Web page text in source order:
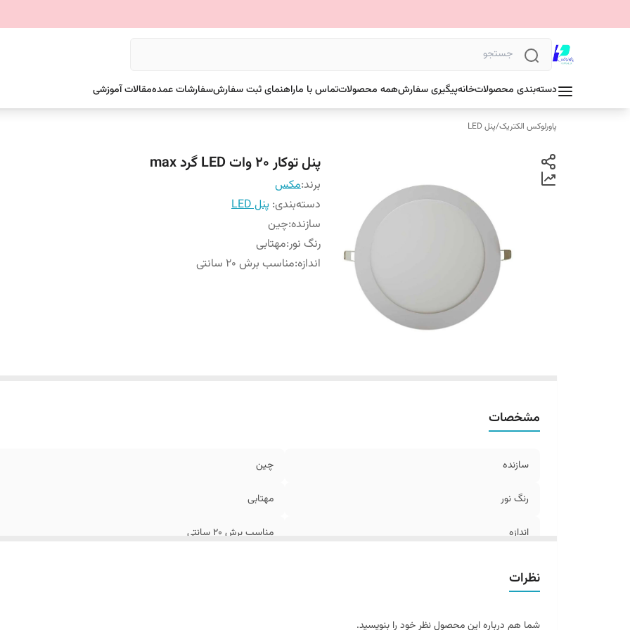
دسته‌بندی محصولاتخانهپیگیری سفارشهمه محصولاتتماس با ماراهنمای ثبت سفارشسفارشات عمدهمقالات آموزشی
پاورلوکس الکتریک/پنل LED
پنل توکار 20 وات LED گرد max
برند:مکس
دسته‌بندی: پنل LED
سازنده:چین
رنگ نور:مهتابی
اندازه:مناسب برش 20 سانتی
مشخصات
سازنده چین
رنگ نور مهتابی
اندازه مناسب برش 20 سانتی
نظرات
شما هم درباره این محصول نظر خود را بنویسید.